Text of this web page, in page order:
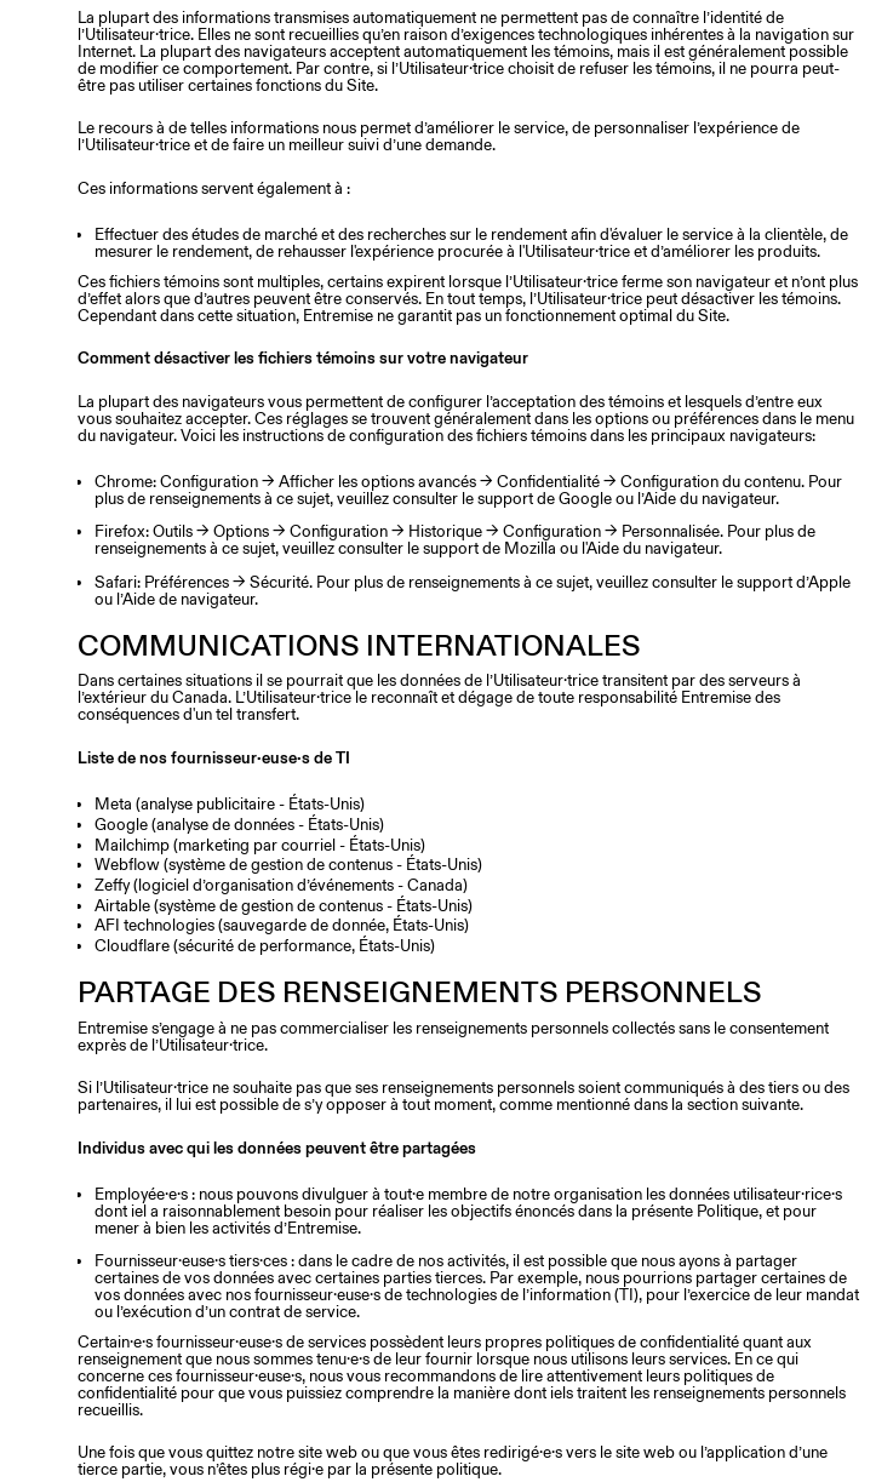
La plupart des informations transmises automatiquement ne permettent pas de connaître l’identité de
l’Utilisateur·trice. Elles ne sont recueillies qu’en raison d’exigences technologiques inhérentes à la navigation sur
Internet. La plupart des navigateurs acceptent automatiquement les témoins, mais il est généralement possible
de modifier ce comportement. Par contre, si l’Utilisateur·trice choisit de refuser les témoins, il ne pourra peut-
être pas utiliser certaines fonctions du Site.
Le recours à de telles informations nous permet d’améliorer le service, de personnaliser l’expérience de
l’Utilisateur·trice et de faire un meilleur suivi d’une demande.
Ces informations servent également à :
Effectuer des études de marché et des recherches sur le rendement afin d'évaluer le service à la clientèle, de
mesurer le rendement, de rehausser l'expérience procurée à l'Utilisateur·trice et d’améliorer les produits.
Ces fichiers témoins sont multiples, certains expirent lorsque l’Utilisateur·trice ferme son navigateur et n’ont plus
d’effet alors que d’autres peuvent être conservés. En tout temps, l’Utilisateur·trice peut désactiver les témoins.
Cependant dans cette situation, Entremise ne garantit pas un fonctionnement optimal du Site.
Comment désactiver les fichiers témoins sur votre navigateur
La plupart des navigateurs vous permettent de configurer l’acceptation des témoins et lesquels d’entre eux
vous souhaitez accepter. Ces réglages se trouvent généralement dans les options ou préférences dans le menu
du navigateur. Voici les instructions de configuration des fichiers témoins dans les principaux navigateurs:
Chrome: Configuration → Afficher les options avancés → Confidentialité → Configuration du contenu. Pour
plus de renseignements à ce sujet, veuillez consulter le support de Google ou l’Aide du navigateur.
Firefox: Outils → Options → Configuration → Historique → Configuration → Personnalisée. Pour plus de
renseignements à ce sujet, veuillez consulter le support de Mozilla ou l'Aide du navigateur.
Safari: Préférences → Sécurité. Pour plus de renseignements à ce sujet, veuillez consulter le support d’Apple
ou l’Aide de navigateur.
COMMUNICATIONS INTERNATIONALES
Dans certaines situations il se pourrait que les données de l’Utilisateur·trice transitent par des serveurs à
l’extérieur du Canada. L’Utilisateur·trice le reconnaît et dégage de toute responsabilité Entremise des
conséquences d'un tel transfert.
Liste de nos fournisseur·euse·s de TI
Meta (analyse publicitaire - États-Unis)
Google (analyse de données - États-Unis)
Mailchimp (marketing par courriel - États-Unis)
Webflow (système de gestion de contenus - États-Unis)
Zeffy (logiciel d’organisation d’événements - Canada)
Airtable (système de gestion de contenus - États-Unis)
AFI technologies (sauvegarde de donnée, États-Unis)
Cloudflare (sécurité de performance, États-Unis)
PARTAGE DES RENSEIGNEMENTS PERSONNELS
Entremise s’engage à ne pas commercialiser les renseignements personnels collectés sans le consentement
exprès de l’Utilisateur·trice.
Si l’Utilisateur·trice ne souhaite pas que ses renseignements personnels soient communiqués à des tiers ou des
partenaires, il lui est possible de s’y opposer à tout moment, comme mentionné dans la section suivante.
Individus avec qui les données peuvent être partagées
Employée·e·s : nous pouvons divulguer à tout·e membre de notre organisation les données utilisateur·rice·s
dont iel a raisonnablement besoin pour réaliser les objectifs énoncés dans la présente Politique, et pour
mener à bien les activités d’Entremise.
Fournisseur·euse·s tiers·ces : dans le cadre de nos activités, il est possible que nous ayons à partager
certaines de vos données avec certaines parties tierces. Par exemple, nous pourrions partager certaines de
vos données avec nos fournisseur·euse·s de technologies de l’information (TI), pour l’exercice de leur mandat
ou l’exécution d’un contrat de service.
Certain·e·s fournisseur·euse·s de services possèdent leurs propres politiques de confidentialité quant aux
renseignement que nous sommes tenu·e·s de leur fournir lorsque nous utilisons leurs services. En ce qui
concerne ces fournisseur·euse·s, nous vous recommandons de lire attentivement leurs politiques de
confidentialité pour que vous puissiez comprendre la manière dont iels traitent les renseignements personnels
recueillis.
Une fois que vous quittez notre site web ou que vous êtes redirigé·e·s vers le site web ou l’application d’une
tierce partie, vous n’êtes plus régi·e par la présente politique.